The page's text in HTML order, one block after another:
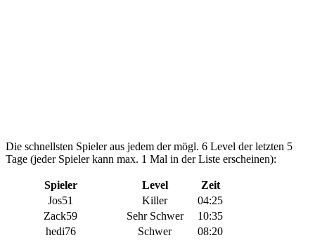
Die schnellsten Spieler aus jedem der mögl. 6 Level der letzten 5
Tage (jeder Spieler kann max. 1 Mal in der Liste erscheinen):
Spieler Level
Zeit
Jos51
Killer
04:25
Zack59
Sehr Schwer
10:35
hedi76
Schwer 08:20